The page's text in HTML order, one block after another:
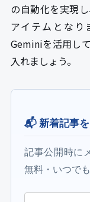
の自動化を実現
アイテムとなり
Geminiを活用し
入れましょう。
📬 新着記事
記事公開時に
無料・いつで